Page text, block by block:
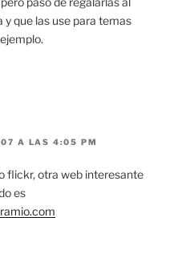
y que las use para temas
A LAS 4:05 PM
flickr, otra web interesante
es